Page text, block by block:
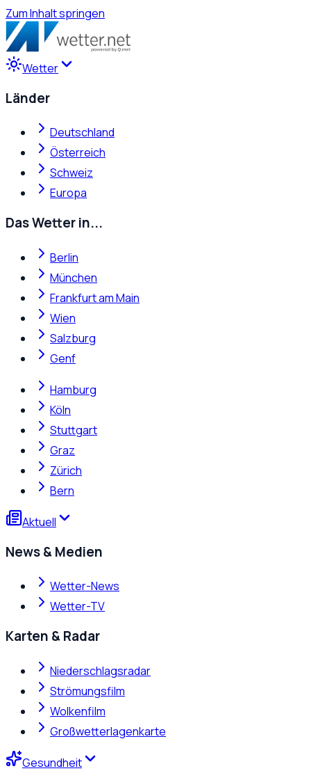
Zum Inhalt springen
Wetter
Länder
Deutschland
Österreich
Schweiz
Europa
Das Wetter in...
Berlin
München
Frankfurt am Main
Wien
Salzburg
Genf
Hamburg
Köln
Stuttgart
Graz
Zürich
Bern
Aktuell
News & Medien
Wetter-News
Wetter-TV
Karten & Radar
Niederschlagsradar
Strömungsfilm
Wolkenfilm
Großwetterlagenkarte
Gesundheit